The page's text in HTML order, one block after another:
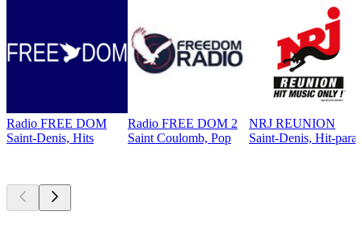
Radio FREE DOM
Saint-Denis, Hits
Radio FREE DOM 2
Saint Coulomb, Pop
NRJ REUNION
Saint-Denis, Hit-